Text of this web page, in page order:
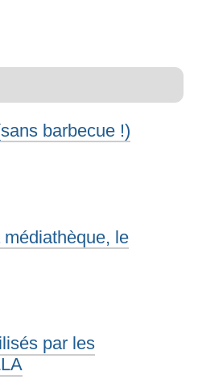
barbecue !)
le
par les